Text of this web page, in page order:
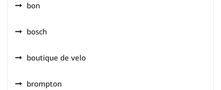
bon
bosch
boutique de velo
brompton